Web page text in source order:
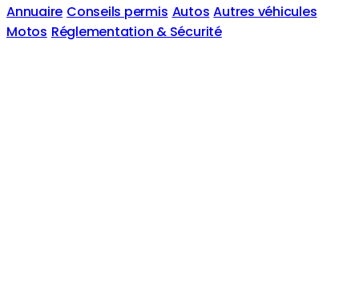
Annuaire Conseils permis Autos Autres véhicules
Motos Réglementation & Sécurité